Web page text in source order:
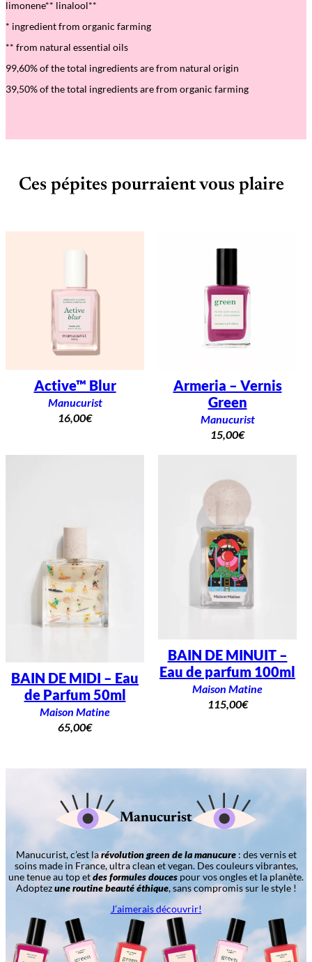
limonene** linalool**
* ingredient from organic farming
** from natural essential oils
99,60% of the total ingredients are from natural origin
39,50% of the total ingredients are from organic farming
Ces pépites pourraient vous plaire
Active™ Blur
Manucurist
16,00€
Armeria – Vernis
Green
Manucurist
15,00€
BAIN DE MIDI – Eau
de Parfum 50ml
Maison Matine
65,00€
BAIN DE MINUIT –
Eau de parfum 100ml
Maison Matine
115,00€
Manucurist
Manucurist, c’est larévolution green de la manucure: des vernis et
soins made in France, ultra clean et vegan. Des couleurs vibrantes,
une tenue au top etdes formules douces pour vos ongles et la planète.
Adoptezune routine beauté éthique, sans compromis sur le style !
J’aimerais découvrir!